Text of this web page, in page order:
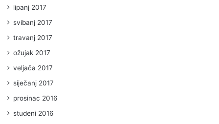
lipanj 2017
svibanj 2017
travanj 2017
ožujak 2017
veljača 2017
siječanj 2017
prosinac 2016
studeni 2016